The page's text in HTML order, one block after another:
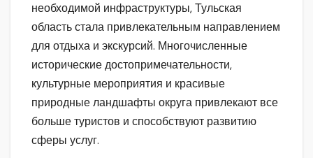
необходимой инфраструктуры, Тульская
область стала привлекательным направлением
для отдыха и экскурсий. Многочисленные
исторические достопримечательности,
культурные мероприятия и красивые
природные ландшафты округа привлекают все
больше туристов и способствуют развитию
сферы услуг.